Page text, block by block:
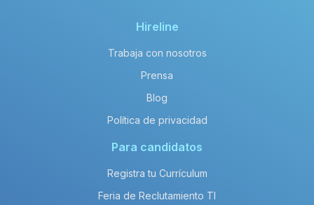
Hireline
Trabaja con nosotros
Prensa
Blog
Política de privacidad
Para candidatos
Registra tu Currículum
Feria de Reclutamiento TI